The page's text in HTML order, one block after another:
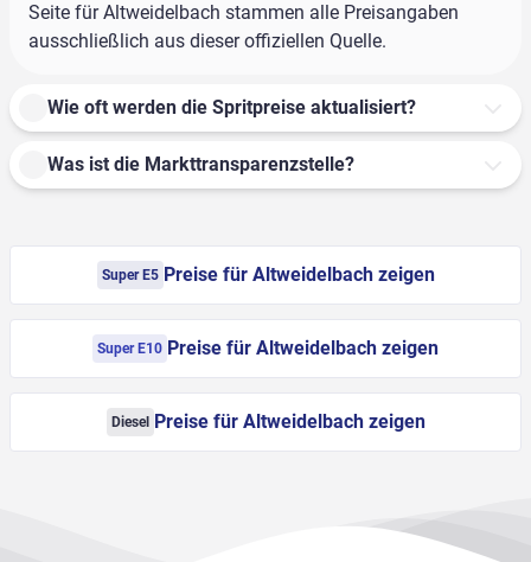
Seite für Altweidelbach stammen alle Preisangaben
ausschließlich aus dieser offiziellen Quelle.
Wie oft werden die Spritpreise aktualisiert?
Was ist die Markttransparenzstelle?
Super E5 Preise für Altweidelbach zeigen
Super E10 Preise für Altweidelbach zeigen
Diesel Preise für Altweidelbach zeigen